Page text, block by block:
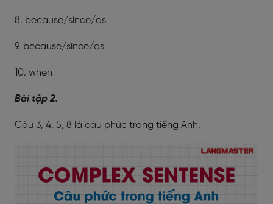
8. because/since/as
9. because/since/as
10. when
Bài tập 2.
Câu 3, 4, 5, 8 là câu phức trong tiếng Anh.